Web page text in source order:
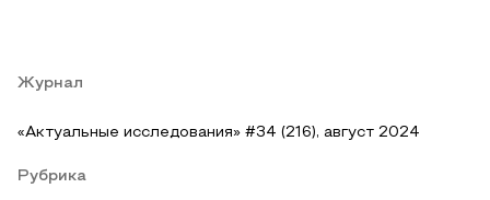
Журнал
«Актуальные исследования» #34 (216), август 2024
Рубрика